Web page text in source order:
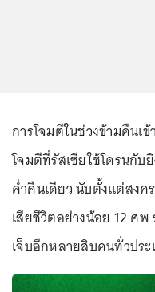
การโจมตีในช่วงข้ามคืนเ
โจมตีที่รัสเซียใช้โดรนกับ
ค่ำคืนเดียว นับตั้งแต่สงค
เสียชีวิตอย่างน้อย 12 ศพ
เจ็บอีกหลายสิบคนทั่วประ